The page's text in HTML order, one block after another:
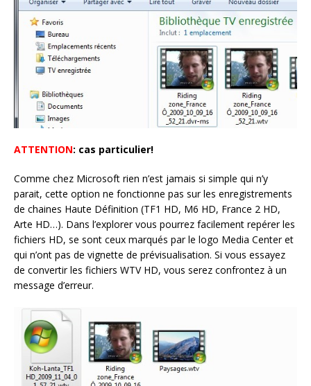
ATTENTION: cas particulier!
Comme chez Microsoft rien n’est jamais si simple qui n’y
parait, cette option ne fonctionne pas sur les enregistrements
de chaines Haute Définition (TF1 HD, M6 HD, France 2 HD,
Arte HD…). Dans l’explorer vous pourrez facilement repérer les
fichiers HD, se sont ceux marqués par le logo Media Center et
qui n’ont pas de vignette de prévisualisation. Si vous essayez
de convertir les fichiers WTV HD, vous serez confrontez à un
message d’erreur.